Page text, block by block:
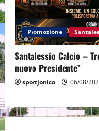
Promozione
Santalessio Calcio –
nuovo Presidente”
sportjonico 06/08/